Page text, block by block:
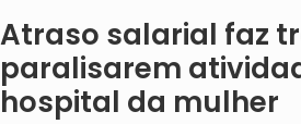
Atraso salarial faz
paralisarem
hospital da mulher